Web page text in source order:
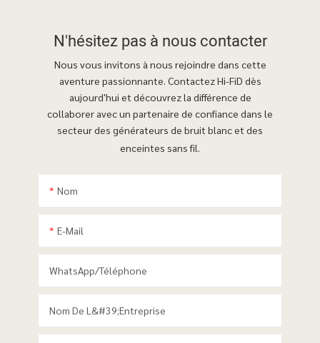
N'hésitez pas à nous contacter
Nous vous invitons à nous rejoindre dans cette
aventure passionnante. Contactez Hi-FiD dès
aujourd'hui et découvrez la différence de
collaborer avec un partenaire de confiance dans le
secteur des générateurs de bruit blanc et des
enceintes sans fil.
Nom
E-Mail
WhatsApp/téléphone
Nom De L&#39;entreprise